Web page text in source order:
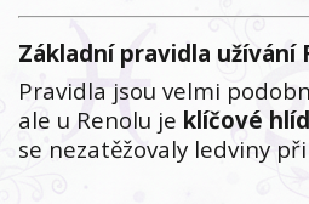
Základní pravidla užívání
Pravidla jsou velmi
ale u Renolu je klíčové
se nezatěžovaly ledviny